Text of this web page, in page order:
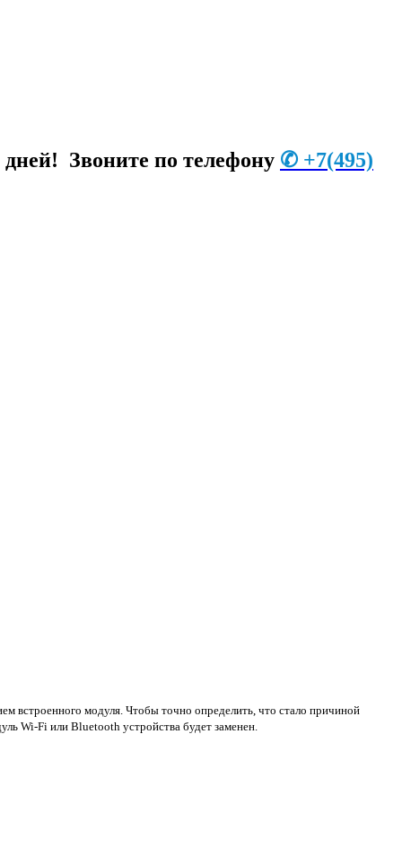
Звоните по телефону ✆ +7(495)
встроенного модуля. Чтобы точно определить, что стало причиной
Wi-Fi или Bluetooth устройства будет заменен.